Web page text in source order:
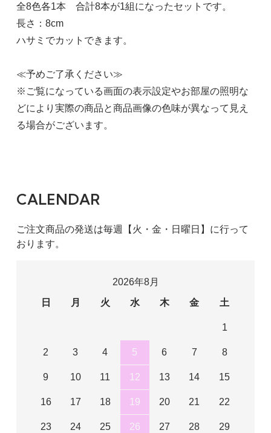
全8色各1本 合計8本が1組になったセットです。
長さ：8cm
ハサミでカットできます。
≪予めご了承ください≫
※ご覧になっている画面の表示設定やお部屋の照明な
どにより実際の商品と商品画像の色味が異なって見え
る場合がございます。
CALENDAR
ご注文商品の発送は毎週【火・金・日曜日】に行って
おります。
2026年8月
日
月 火 水 木 金 土
1
2 3 4 5 6 7 8
9 10 11 12 13 14 15
16 17 18 19 20 21 22
23 24 25 26 27 28 29